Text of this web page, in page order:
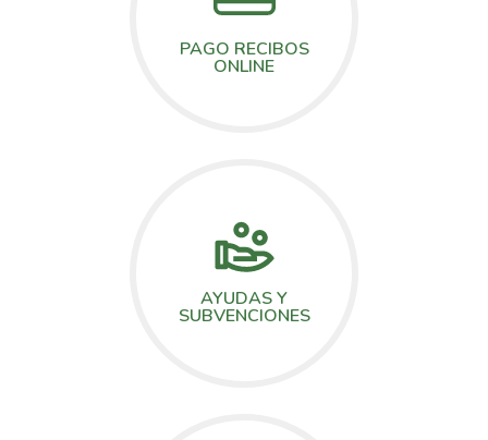
PAGO RECIBOS
ONLINE
AYUDAS Y
SUBVENCIONES